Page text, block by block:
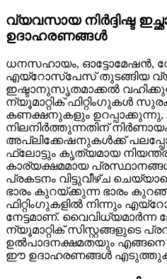
വ്യവസായ നിർദ്ദിഷ്ട
ഉദാഹരണങ്ങൾ
ധനസഹായം, ഓട്ടോമേഷൻ,
എയ്റോസ്പേസ് തുടങ്ങിയ
ഇഷ്ടാനുസൃതമാക്കൽ
ന്യൂമാറ്റിക് ഫിറ്റിംഗുകൾ
കണക്ഷനുകളും ഉറപ്പാക്കുന്നു,
നിലനിർത്തുന്നതിന്
അപ്ലിക്കേഷനുകൾക്ക്
ഫ്ലോട്ടും കൃത്യമായ
കാര്യക്ഷമമായ
പ്രകടനം വിട്ടുവീഴ്ച
ഭാരം കുറയ്ക്കുന്ന ഭാരം
ഫിറ്റിംഗുകളിൽ നിന്നും
നേട്ടമാണ്. വൈവിധ്യമാർന്ന
ന്യൂമാറ്റിക് സിസ്റ്റങ്ങളുടെ
ഉൽപാദനക്ഷമതയും എങ്ങനെ
ഈ ഉദാഹരണങ്ങൾ